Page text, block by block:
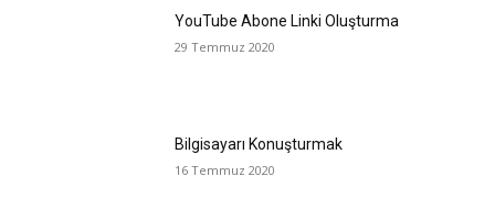
YouTube Abone Linki Oluşturma
29 Temmuz 2020
Bilgisayarı Konuşturmak
16 Temmuz 2020